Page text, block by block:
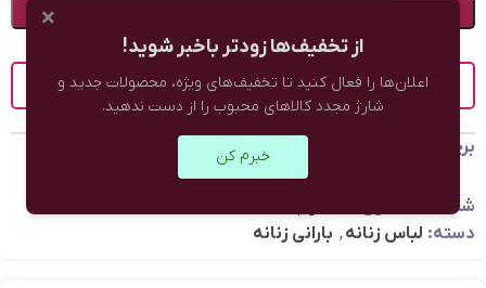
راهنمای سایز
برچسب:
شناسه محصول:
دسته: لباس زنانه , بارانی زنانه
×
از تخفیف‌ها زودتر باخبر شوید!
اعلان‌ها را فعال کنید تا تخفیف‌های ویژه، محصولات جدید و
شارژ مجدد کالاهای محبوب را از دست ندهید.
خبرم کن